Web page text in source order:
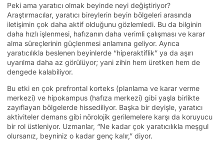
Peki ama yaratıcı olmak beyinde neyi değiştiriyor?
Araştırmacılar, yaratıcı bireylerin beyin bölgeleri arasında
iletişimin çok daha aktif olduğunu gözlemledi. Bu da bilginin
daha hızlı işlenmesi, hafızanın daha verimli çalışması ve karar
alma süreçlerinin güçlenmesi anlamına geliyor. Ayrıca
yaratıcılıkla beslenen beyinlerde “hiperaktiflik” ya da aşırı
uyarılma daha az görülüyor; yani zihin hem üretken hem de
dengede kalabiliyor.
Bu etki en çok prefrontal korteks (planlama ve karar verme
merkezi) ve hipokampus (hafıza merkezi) gibi yaşla birlikte
zayıflayan bölgelerde hissediliyor. Başka bir deyişle, yaratıcı
aktiviteler demans gibi nörolojik gerilemelere karşı da koruyucu
bir rol üstleniyor. Uzmanlar, “Ne kadar çok yaratıcılıkla meşgul
olursanız, beyniniz o kadar genç kalır,” diyor.